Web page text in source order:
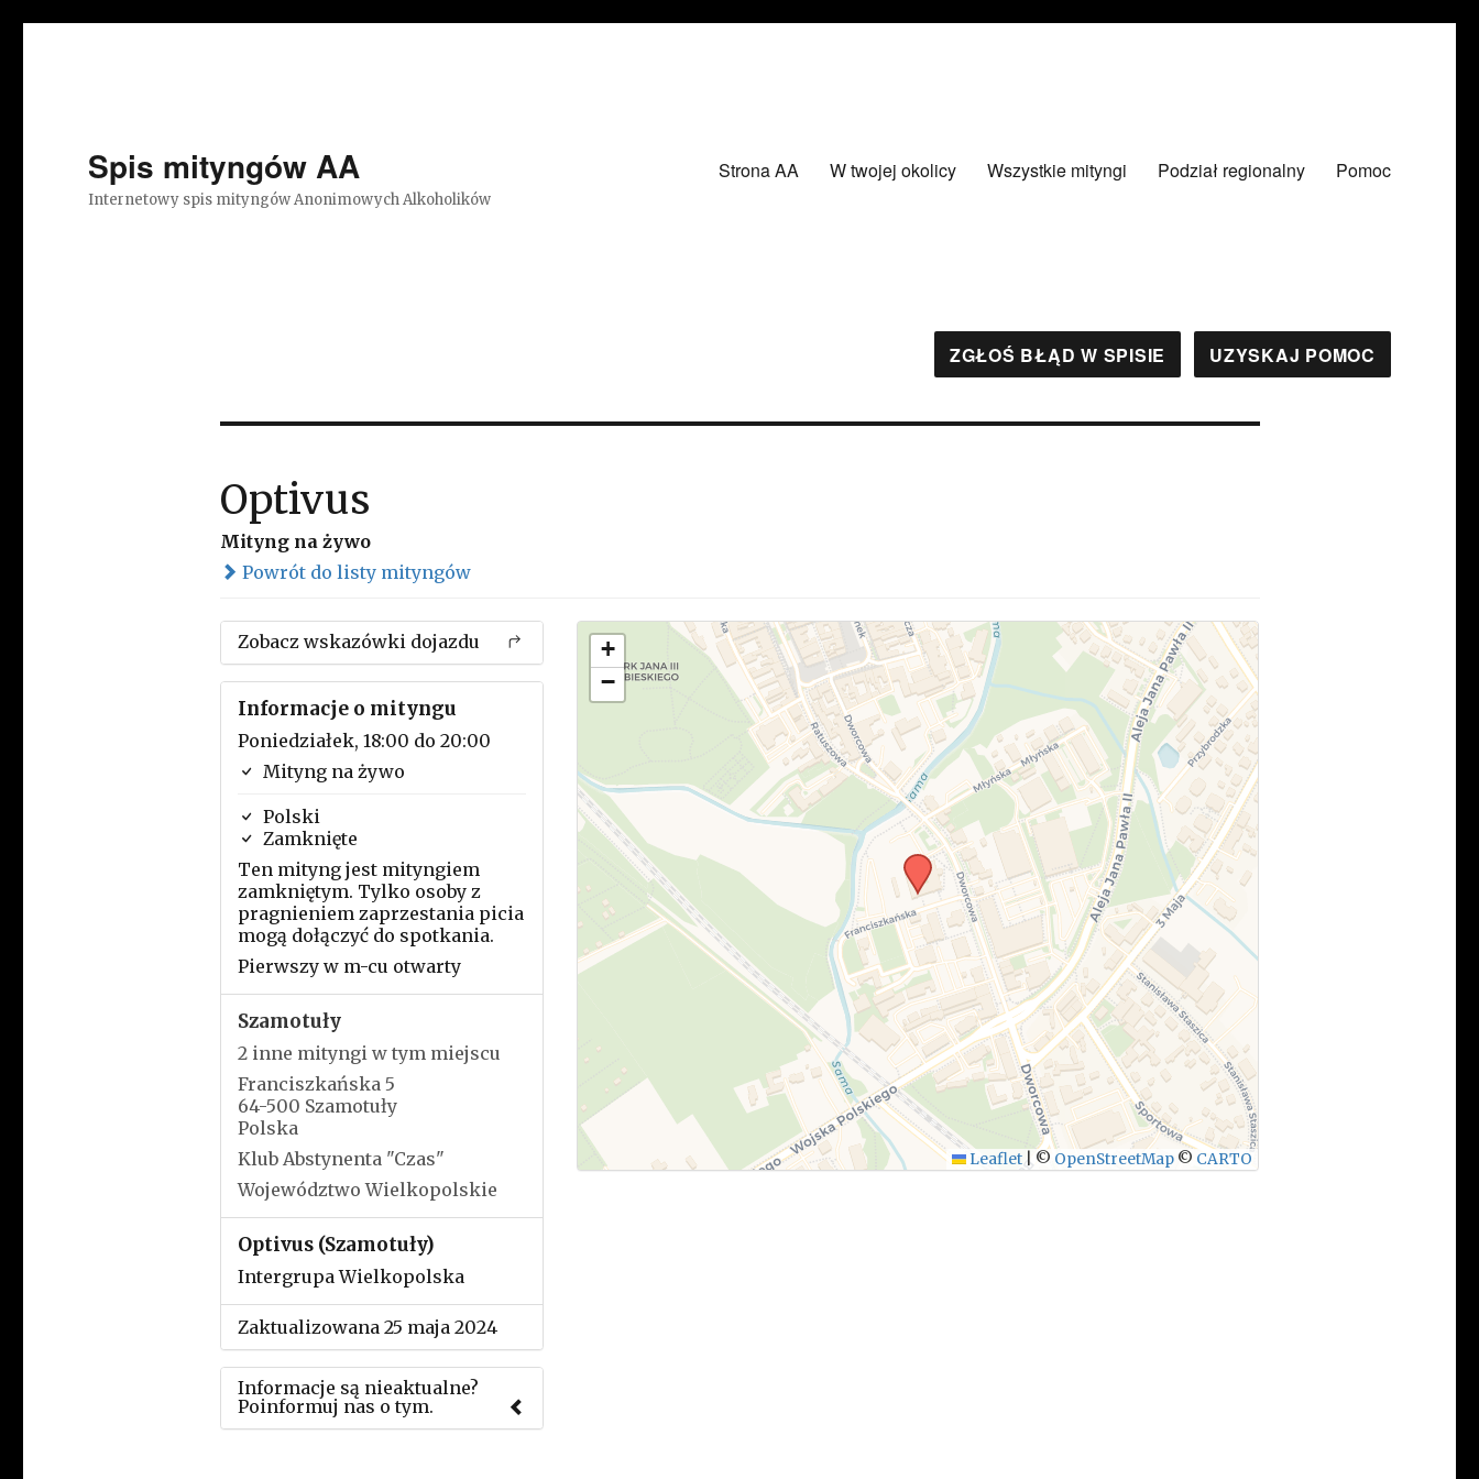
Spis mityngów AA
Internetowy spis mityngów Anonimowych Alkoholików
Strona AA W twojej okolicy Wszystkie mityngi Podział regionalny Pomoc
ZGŁOŚ BŁĄD W SPISIE UZYSKAJ POMOC
Optivus
Mityng na żywo
Powrót do listy mityngów
Zobacz wskazówki dojazdu
Informacje o mityngu
Poniedziałek, 18:00 do 20:00
Mityng na żywo
Polski
Zamknięte
Ten mityng jest mityngiem
zamkniętym. Tylko osoby z
pragnieniem zaprzestania picia
mogą dołączyć do spotkania.
Pierwszy w m-cu otwarty
Szamotuły
2 inne mityngi w tym miejscu
Franciszkańska 5
64-500 Szamotuły
Polska
Klub Abstynenta "Czas"
Województwo Wielkopolskie
Optivus (Szamotuły)
Intergrupa Wielkopolska
Zaktualizowana 25 maja 2024
Informacje są nieaktualne?
Poinformuj nas o tym.
+
−
Leaflet | © OpenStreetMap © CARTO